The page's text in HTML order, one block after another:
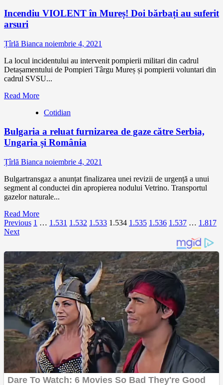
Incendiu VIOLENT în Mureș! Doi bărbați au suferit
arsuri
Țîrlă Bianca noiembrie 4, 2021
La locul incidentului au intervenit pompierii militari din cadrul
Detașamentului de Pompieri Târgu Mureș și pompierii voluntari din
cadrul SVSU...
Read More
Cotidian
Bulgaria a reluat furnizarea de gaze către Serbia,
Ungaria și România
Țîrlă Bianca noiembrie 4, 2021
Bulgartransgaz a anunțat finalizarea unei revizii de urgență a unui
segment al conductei din apropierea nodului Vetrino. Transportul
gazelor naturale...
Read More
Paginație
articole
Previous 1 … 1.531 1.532 1.533 1.534 1.535 1.536 1.537 … 1.817
Next